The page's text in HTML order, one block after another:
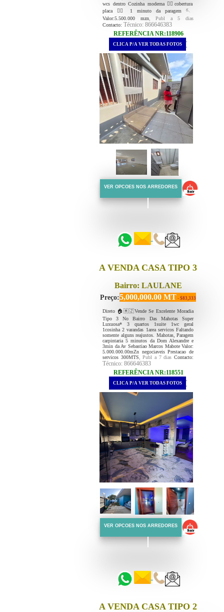
wcs dentro Cozinha moderna ✍🏻cobertura
placa 👉🏻 1 minuto da paragem 🪡
Valor:5.500.000 mzn, Publ a 5 dias
Contacto: Técnico: 866646383
REFERÊNCIA NR:118906
.
CLICA P/A VER TODAS FOTOS .
VER OPCOES NOS ARREDORES
A VENDA CASA TIPO 3
Bairro: LAULANE
Preço:5,000,000.00 MT - $83,333
Direto 🏠🇲🇿Vende Se Excelente Moradia
Tipo 3 No Bairro Das Mahotas Super
Luxuosa* 3 quartos 1suite 1wc geral
1cosinha 2 varandas 1area servicos Faltando
somente alguns reajustos. Mahotas, Paragem
carpintaria 5 minutos da Dom Alexandre e
3min da Av Sebastiao Marcos Mabote Valor:
5.000.000.00mZn negociaveis Prestacao de
servicos 300MTS , Publ a 7 dias Contacto:
Técnico: 866646383
REFERÊNCIA NR:118551
.
CLICA P/A VER TODAS FOTOS .
VER OPCOES NOS ARREDORES
A VENDA CASA TIPO 2